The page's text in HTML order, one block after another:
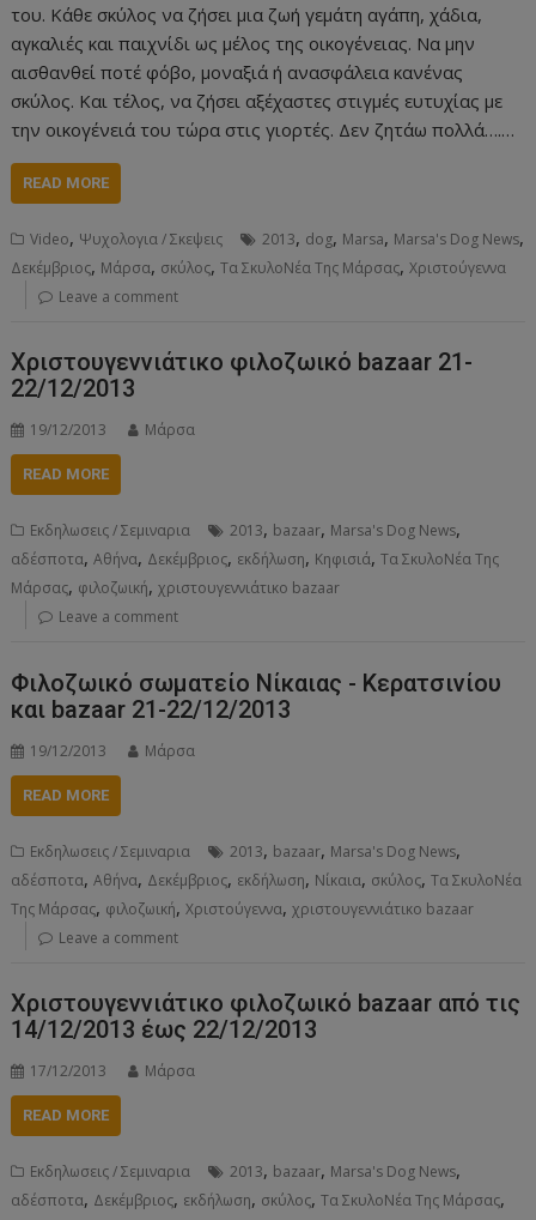
του. Κάθε σκύλος να ζήσει μια ζωή γεμάτη αγάπη, χάδια,
αγκαλιές και παιχνίδι ως μέλος της οικογένειας. Να μην
αισθανθεί ποτέ φόβο, μοναξιά ή ανασφάλεια κανένας
σκύλος. Και τέλος, να ζήσει αξέχαστες στιγμές ευτυχίας με
την οικογένειά του τώρα στις γιορτές. Δεν ζητάω πολλά….…
READ MORE
Video, Ψυχολογια / Σκεψεις 2013, dog, Marsa, Marsa's Dog News,
Δεκέμβριος, Μάρσα, σκύλος,Τα ΣκυλοΝέα Της Μάρσας,Χριστούγεννα
Leave a comment
Χριστουγεννιάτικο φιλοζωικό bazaar 21-
22/12/2013
19/12/2013 Μάρσα
READ MORE
Εκδηλωσεις / Σεμιναρια 2013, bazaar, Marsa's Dog News,
αδέσποτα,Αθήνα, Δεκέμβριος, εκδήλωση, Κηφισιά,Τα ΣκυλοΝέα Της
Μάρσας, φιλοζωική,χριστουγεννιάτικο bazaar
Leave a comment
Φιλοζωικό σωματείο Νίκαιας - Κερατσινίου
και bazaar 21-22/12/2013
19/12/2013 Μάρσα
READ MORE
Εκδηλωσεις / Σεμιναρια 2013, bazaar, Marsa's Dog News,
αδέσποτα,Αθήνα, Δεκέμβριος, εκδήλωση, Νίκαια, σκύλος,Τα ΣκυλοΝέα
Της Μάρσας, φιλοζωική,Χριστούγεννα,χριστουγεννιάτικο bazaar
Leave a comment
Χριστουγεννιάτικο φιλοζωικό bazaar από τις
14/12/2013 έως 22/12/2013
17/12/2013 Μάρσα
READ MORE
Εκδηλωσεις / Σεμιναρια 2013, bazaar, Marsa's Dog News,
αδέσποτα, Δεκέμβριος, εκδήλωση, σκύλος,Τα ΣκυλοΝέα Της Μάρσας,